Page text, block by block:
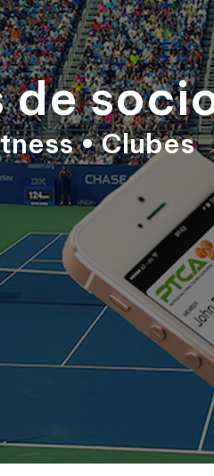
de
• Clubes